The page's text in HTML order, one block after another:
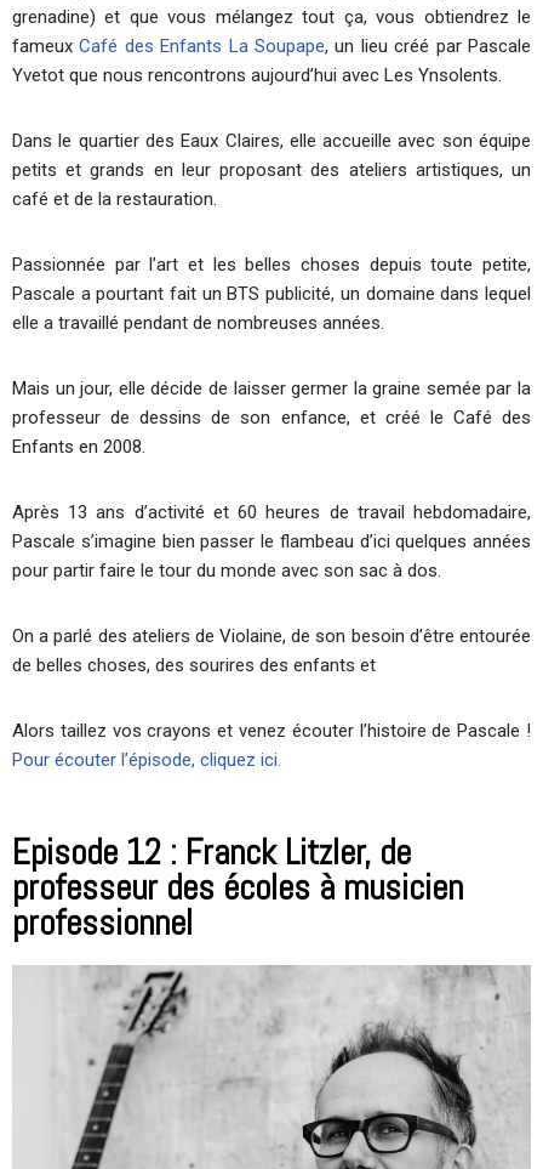
grenadine) et que vous mélangez tout ça, vous obtiendrez le
fameuxCafé des Enfants La Soupape, un lieu créé par Pascale
Yvetot que nous rencontrons aujourd’hui avec Les Ynsolents.
Dans le quartier des Eaux Claires, elle accueille avec son équipe
petits et grands en leur proposant des ateliers artistiques, un
café et de la restauration.
Passionnée par l’art et les belles choses depuis toute petite,
Pascale a pourtant fait un BTS publicité, un domaine dans lequel
elle a travaillé pendant de nombreuses années.
Mais un jour, elle décide de laisser germer la graine semée par la
professeur de dessins de son enfance, et créé le Café des
Enfants en 2008.
Après 13 ans d’activité et 60 heures de travail hebdomadaire,
Pascale s’imagine bien passer le flambeau d’ici quelques années
pour partir faire le tour du monde avec son sac à dos.
On a parlé des ateliers de Violaine, de son besoin d’être entourée
de belles choses, des sourires des enfants et
Alors taillez vos crayons et venez écouter l’histoire de Pascale !
Pour écouter l’épisode, cliquez ici.
Episode 12 : Franck Litzler, de
professeur des écoles à musicien
professionnel